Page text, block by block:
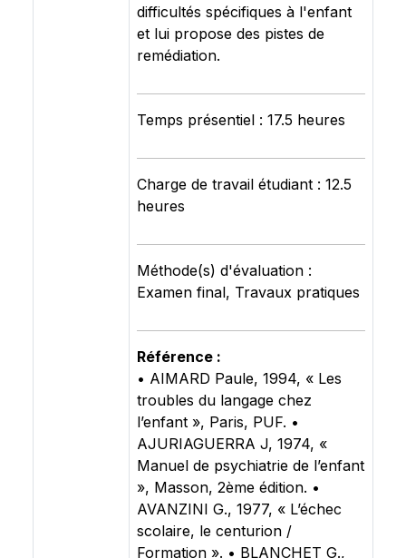
difficultés spécifiques à l'enfant
et lui propose des pistes de
remédiation.
Temps présentiel : 17.5 heures
Charge de travail étudiant : 12.5
heures
Méthode(s) d'évaluation :
Examen final, Travaux pratiques
Référence :
• AIMARD Paule, 1994, « Les
troubles du langage chez
l’enfant », Paris, PUF. •
AJURIAGUERRA J, 1974, «
Manuel de psychiatrie de l’enfant
», Masson, 2ème édition. •
AVANZINI G., 1977, « L’échec
scolaire, le centurion /
Formation ». • BLANCHET G.,